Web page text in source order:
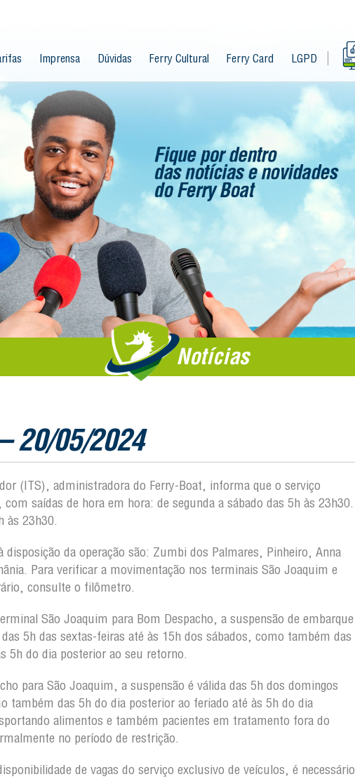
Imprensa Dúvidas Ferry Cultural Ferry Card LGPD
Notícias
20/05/2024
(ITS), administradora do Ferry-Boat, informa que o serviço
saídas de hora em hora: de segunda a sábado das 5h às 23h30.
às 23h30.
da operação são: Zumbi dos Palmares, Pinheiro, Anna
Para verificar a movimentação nos terminais São Joaquim e
consulte o filômetro.
São Joaquim para Bom Despacho, a suspensão de embarque
5h das sextas-feiras até às 15h dos sábados, como também das
5h do dia posterior ao seu retorno.
para São Joaquim, a suspensão é válida das 5h dos domingos
também das 5h do dia posterior ao feriado até às 5h do dia
alimentos e também pacientes em tratamento fora do
no período de restrição.
de vagas do serviço exclusivo de veículos, é necessário